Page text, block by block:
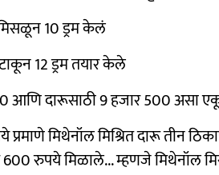
मिसळून 10 ड्रम केलं
12 ड्रम तयार केले
आणि दारूसाठी 9 हजार 500 असा
मिथेनॉल मिश्रित दारू तीन
रुपये मिळाले... म्हणजे मिथेनॉल